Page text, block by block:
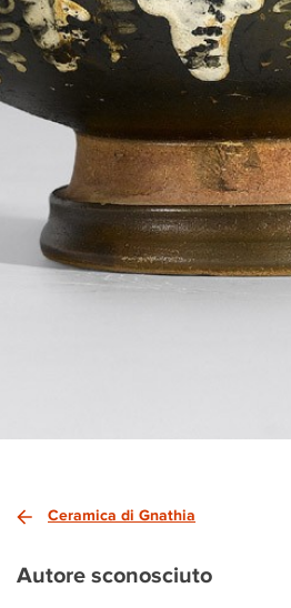
Ceramica di Gnathia
Autore sconosciuto